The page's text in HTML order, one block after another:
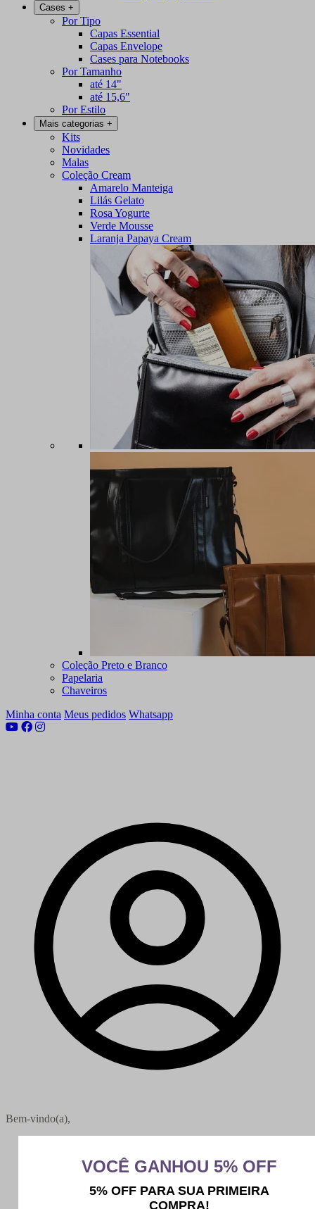
Cases +
Por Tipo
Capas Essential
Capas Envelope
Cases para Notebooks
Por Tamanho
até 14"
até 15,6"
Por Estilo
Mais categorias +
Kits
Novidades
Malas
Coleção Cream
Amarelo Manteiga
Lilás Gelato
Rosa Yogurte
Verde Mousse
Laranja Papaya Cream
Coleção Preto e Branco
Papelaria
Chaveiros
Minha conta Meus pedidos Whatsapp
Bem-vindo(a),